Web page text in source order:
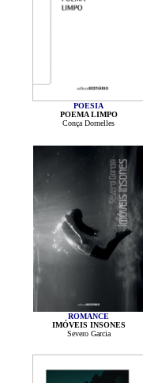
POESIA
POEMA LIMPO
Conça Dornelles
ROMANCE
IMÓVEIS INSONES
Severo Garcia